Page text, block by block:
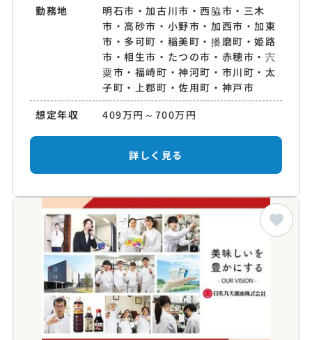
勤務地
明石市・加古川市・西脇市・三木
市・高砂市・小野市・加西市・加東
市・多可町・稲美町・播磨町・姫路
市・相生市・たつの市・赤穂市・宍
粟市・福崎町・神河町・市川町・太
子町・上郡町・佐用町・神戸市
想定年収
409万円～700万円
詳しく見る